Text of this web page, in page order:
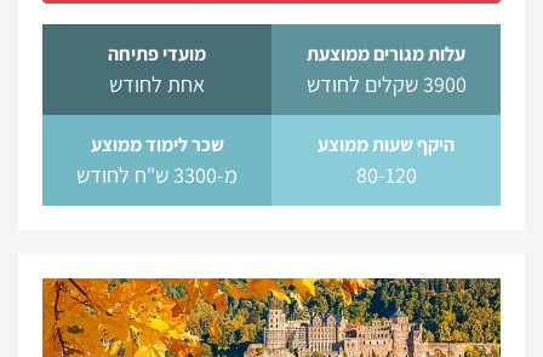
מועדי פתיחה
אחת לחודש
עלות מגורים ממוצעת
3900 שקלים לחודש
שכר לימוד ממוצע
מ-3300 ש"ח לחודש
היקף שעות ממוצע
80-120